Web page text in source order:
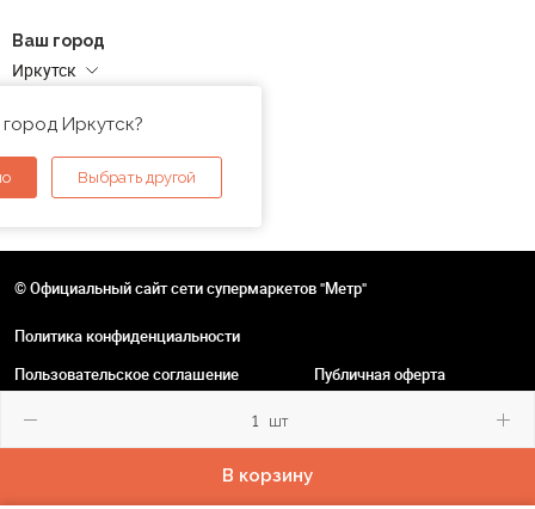
шт
В корзину
Ваш город
Иркутск
Иркутск?
Выбрать другой
© Официальный сайт сети супермаркетов "Метр"
Политика конфиденциальности
Пользовательское соглашение
Публичная оферта